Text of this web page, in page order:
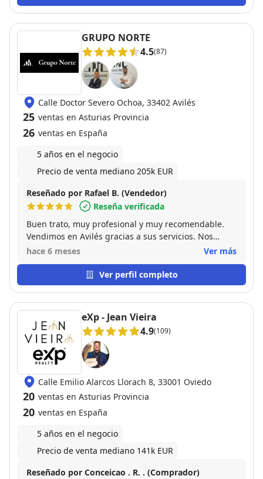
persona.
GRUPO NORTE
4.5(87)
Calle Doctor Severo Ochoa, 33402 Avilés
25 ventas en Asturias Provincia
26 ventas en España
5 años en el negocio
Precio de venta mediano 205k EUR
Reseñado por Rafael B. (Vendedor)
Reseña verificada
Buen trato, muy profesional y muy recomendable.
Vendimos en Avilés gracias a sus servicios. Nos
aconsejó y fue mas sencillo de lo que pensabamos.
hace 6 meses Ver más
Ver perfil completo
eXp - Jean Vieira
4.9(109)
Calle Emilio Alarcos Llorach 8, 33001 Oviedo
20 ventas en Asturias Provincia
20 ventas en España
5 años en el negocio
Precio de venta mediano 141k EUR
Reseñado por Conceicao . R. . (Comprador)